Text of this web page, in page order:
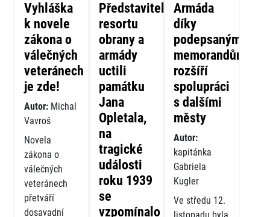
Vyhláška
k novele
zákona o
válečných
veteránech
je zde!
Autor: Michal
Vavroš
Novela
zákona o
válečných
veteránech
přetváří
dosavadní
Představitelé
resortu
obrany a
armády
uctili
památku
Jana
Opletala,
na
tragické
události
roku 1939
se
vzpomínalo
Armáda
díky
podepsaným
memorandům
rozšíří
spolupráci
s dalšími
městy
Autor:
kapitánka
Gabriela
Kugler
Ve středu 12.